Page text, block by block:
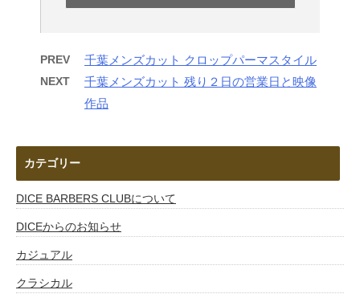
PREV 千葉メンズカット クロップパーマスタイル
NEXT
千葉メンズカット 残り２日の営業日と映像
作品
カテゴリー
DICE BARBERS CLUBについて
DICEからのお知らせ
カジュアル
クラシカル